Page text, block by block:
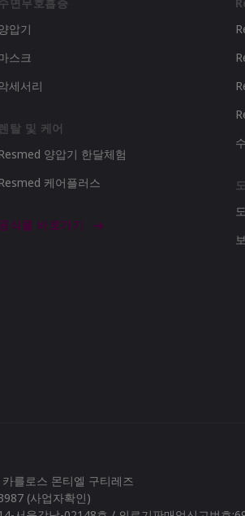
압기
스크
세서리
렌탈 및 케어
Resmed 양압기 한달체험
Resmed 케어플러스
식몰 바로가기
를로스 몬티엘 구티레즈
(사업자확인)